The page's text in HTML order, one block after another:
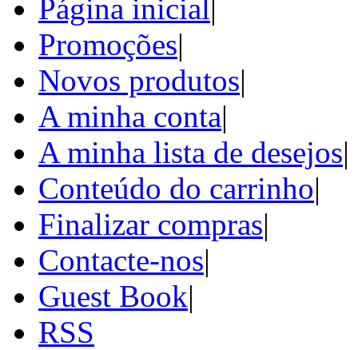
Página inicial|
Promoções|
Novos produtos|
A minha conta|
A minha lista de desejos|
Conteúdo do carrinho|
Finalizar compras|
Contacte-nos|
Guest Book|
RSS